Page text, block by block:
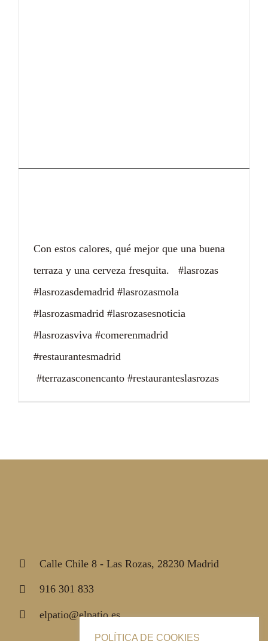
Con estos calores, qué mejor que una buena
terraza y una cerveza fresquita. #lasrozas
#lasrozasdemadrid #lasrozasmola
#lasrozasmadrid #lasrozasesnoticia
#lasrozasviva #comerenmadrid
#restaurantesmadrid
#terrazasconencanto #restauranteslasrozas
Calle Chile 8 - Las Rozas, 28230 Madrid
916 301 833
elpatio@elpatio.es
POLÍTICA DE COOKIES